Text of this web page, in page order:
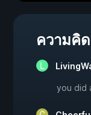
ความคิ
you did